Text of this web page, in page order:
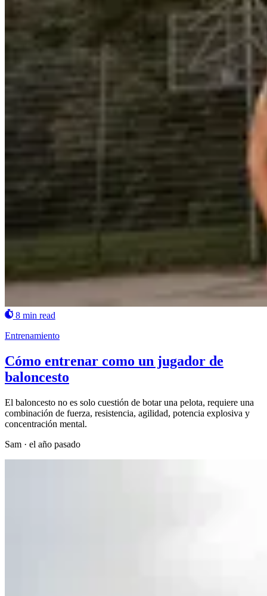
8 min read
Entrenamiento
Cómo entrenar como un jugador de
baloncesto
El baloncesto no es solo cuestión de botar una pelota, requiere una
combinación de fuerza, resistencia, agilidad, potencia explosiva y
concentración mental.
Sam · el año pasado